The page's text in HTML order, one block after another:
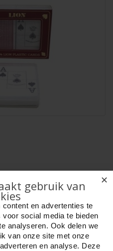
✕
gebruik van
en advertenties te
social media te bieden
analyseren. Ook delen we
van onze site met onze
en analyse. Deze